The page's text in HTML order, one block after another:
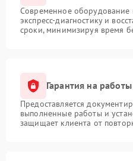
Современное оборудование
экспресс-диагностику и
сроки, минимизируя время
Гарантия на
Предоставляется
выполненные работы и
защищает клиента от